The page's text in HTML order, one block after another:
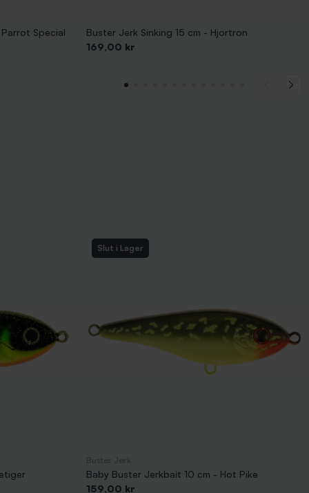
Special
Buster Jerk Sinking 15 cm - Hjortron
Pris
169,00 kr
Slut i Lager
Baby Buster Jerkbait 10 cm - Hot Pike
Pris
159,00 kr